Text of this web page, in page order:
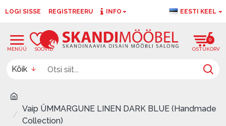
LOGI SISSE REGISTREERU INFO EESTI KEEL
0
Kõik
Vaip ÜMMARGUNE LINEN DARK BLUE (Handmade
Collection)